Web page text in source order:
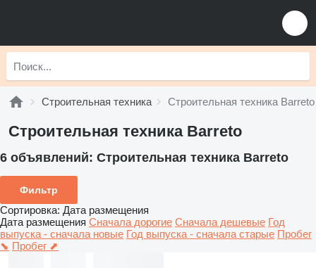
Строительная техника Строительная техника Barreto
Строительная техника Barreto
6 объявлений: Строительная техника Barreto
Фильтр
Сортировка: Дата размещения
Дата размещения Сначала дорогие Сначала дешевые Год
выпуска - сначала новые Год выпуска - сначала старые Пробег
⬊ Пробег ⬈